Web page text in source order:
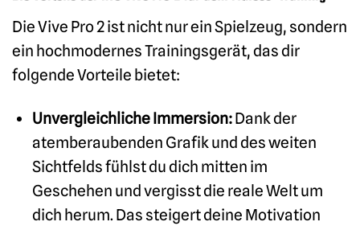
Die Vive Pro 2 ist nicht nur ein Spielzeug, sondern
ein hochmodernes Trainingsgerät, das dir
folgende Vorteile bietet:
Unvergleichliche Immersion:Dank der
atemberaubenden Grafik und des weiten
Sichtfelds fühlst du dich mitten im
Geschehen und vergisst die reale Welt um
dich herum. Das steigert deine Motivation